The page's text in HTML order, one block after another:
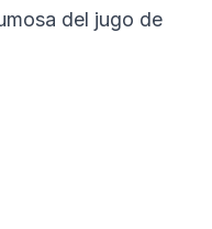
del jugo de